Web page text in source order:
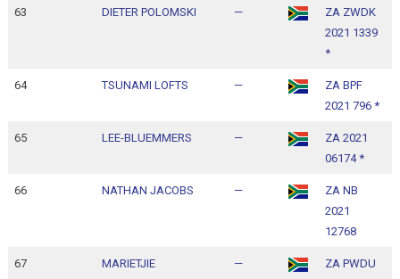
63 DIETER POLOMSKI —
ZA ZWDK
2021 1339
*
64 TSUNAMI LOFTS —
ZA BPF
2021 796 *
65 LEE-BLUEMMERS —
ZA 2021
06174 *
66 NATHAN JACOBS —
ZA NB
2021
12768
67 MARIETJIE —
ZA PWDU